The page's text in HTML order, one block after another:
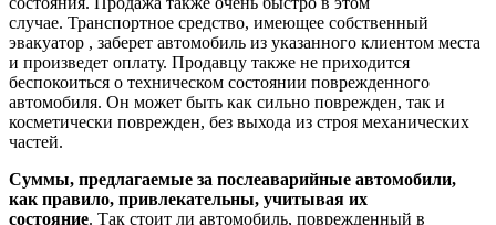
случае. Транспортное средство, имеющее собственный
эвакуатор , заберет автомобиль из указанного клиентом места
и произведет оплату. Продавцу также не приходится
беспокоиться о техническом состоянии поврежденного
автомобиля. Он может быть как сильно поврежден, так и
косметически поврежден, без выхода из строя механических
частей.
Суммы, предлагаемые за послеаварийные автомобили,
как правило, привлекательны, учитывая их
состояние. Так стоит ли автомобиль, поврежденный в